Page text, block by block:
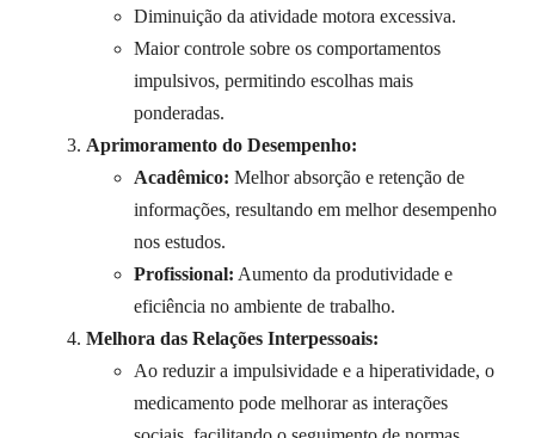
Diminuição da atividade motora excessiva.
Maior controle sobre os comportamentos
impulsivos, permitindo escolhas mais
ponderadas.
Aprimoramento do Desempenho:
Acadêmico: Melhor absorção e retenção de
informações, resultando em melhor desempenho
nos estudos.
Profissional: Aumento da produtividade e
eficiência no ambiente de trabalho.
Melhora das Relações Interpessoais:
Ao reduzir a impulsividade e a hiperatividade, o
medicamento pode melhorar as interações